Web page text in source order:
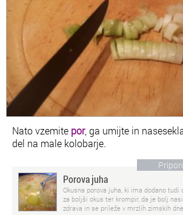
Nato vzemite por, ga umijte in
del na male kolobarje.
Porova juha
Okusna porova juha, ki ima dodano tudi
za boljši okus ter krompir, da je bolj
zdrava in se prileže v mrzlih zimskih